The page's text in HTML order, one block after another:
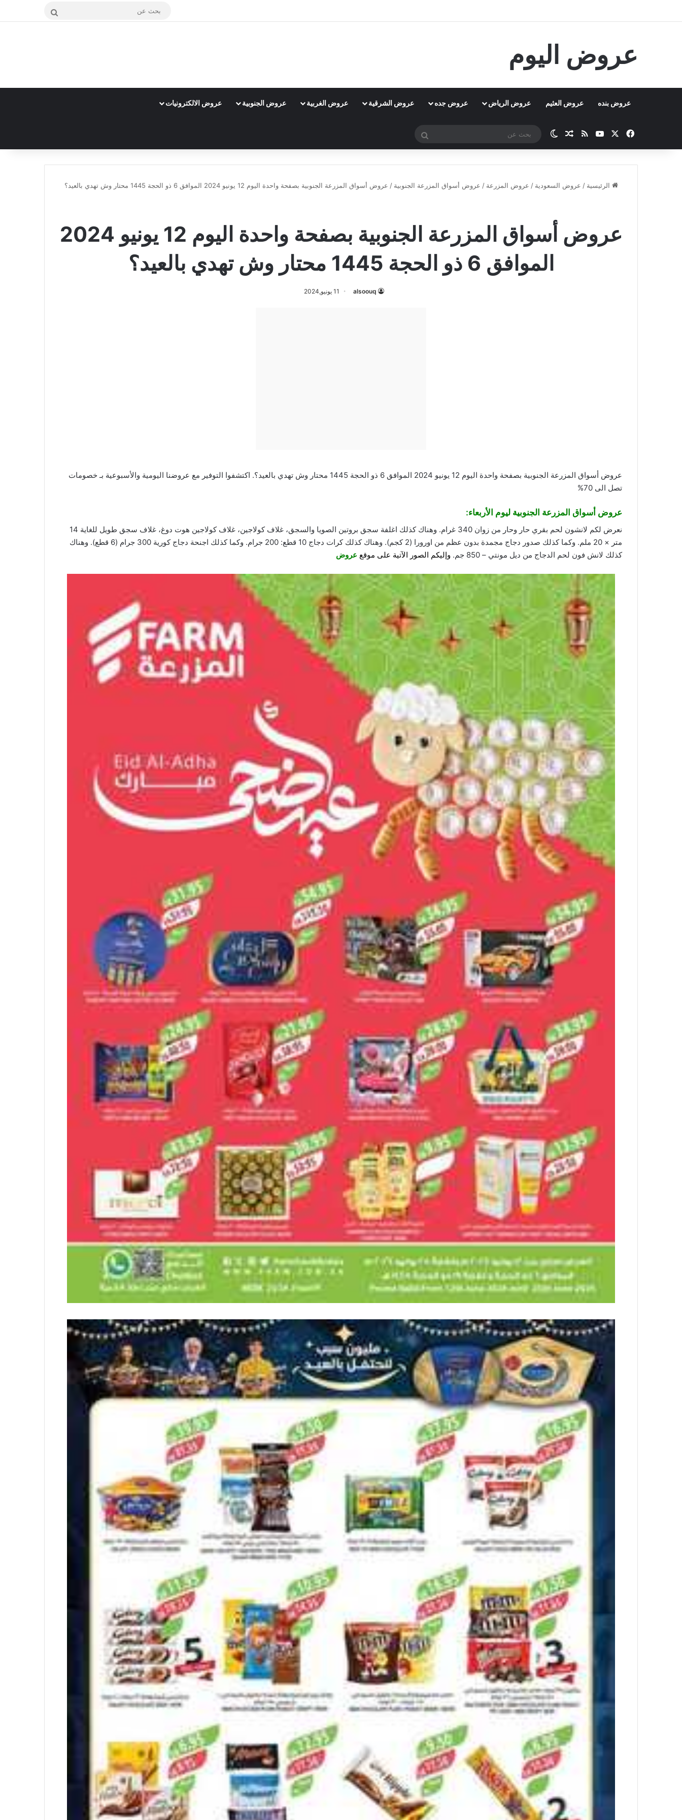
بحث
عروض اليوم
عروض بنده عروض العثيم عروض الرياض عروض جده عروض الشرقية عروض الغربية عروض الجنوبية عروض الالكترونيات
فيسبوك ‫YouTubeملخص الموقع RSS
مقال عشوائي
الوضع المظلم
بحث
الرئيسية / عروض السعودية / عروض المزرعة / عروض أسواق المزرعة الجنوبية / عروض أسواق المزرعة الجنوبية بصفحة واحدة اليوم 12 يونيو 2024 الموافق 6 ذو الحجة 1445 محتار وش تهدي بالعيد؟
عروض أسواق المزرعة الجنوبية بصفحة واحدة اليوم 12 يونيو 2024
الموافق 6 ذو الحجة 1445 محتار وش تهدي بالعيد؟
alsoouq 11 يونيو,2024
عروض أسواق المزرعة الجنوبية بصفحة واحدة اليوم 12 يونيو 2024 الموافق 6 ذو الحجة 1445 محتار وش تهدي بالعيد؟. اكتشفوا التوفير مع عروضنا اليومية والأسبوعية بـ خصومات
تصل الى 70%
عروض أسواق المزرعة الجنوبية ليوم الأربعاء:
نعرض لكم لانشون لحم بقري حار وحار من زوان 340 غرام. وهناك كذلك اغلفة سجق بروتين الصويا والسجق، غلاف كولاجين، غلاف كولاجين هوت دوغ، غلاف سجق طويل للغاية 14
متر × 20 ملم. وكما كذلك صدور دجاج مجمدة بدون عظم من اورورا (2 كجم). وهناك كذلك كرات دجاج 10 قطع: 200 جرام. وكما كذلك اجنحة دجاج كورية 300 جرام (6 قطع). وهناك
كذلك لانش فون لحم الدجاج من ديل مونتي – 850 جم.
وإليكم الصور الآتية على موقع عروض